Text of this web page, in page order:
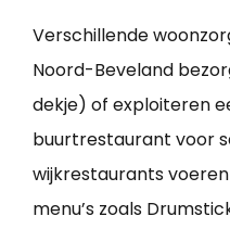
Verschillende
Noord-Beveland
dekje) of exploiteren
buurtrestaurant voor
wijkrestaurants
menu’s zoals